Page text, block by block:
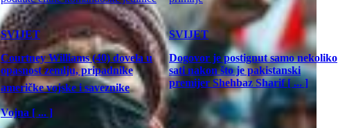
SVIJET
Courtney Williams (40) dovela u
opasnost zemlju, pripadnike
američke vojske i saveznike
Vojna [ ... ]
SVIJET
Dogovor je postignut samo nekoliko
sati nakon što je pakistanski
premijer Shehbaz Sharif [ ... ]